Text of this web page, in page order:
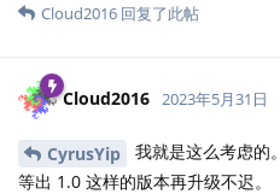
Cloud2016 回复了此帖
Cloud2016 2023年5月31日
CyrusYip
我就是这么考虑的
等出 1.0 这样的版本再升级不迟。